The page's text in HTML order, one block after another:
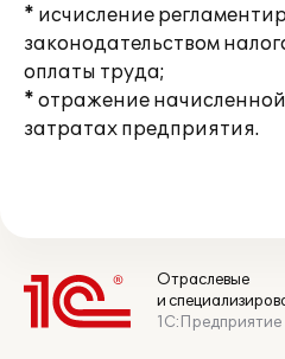
* исчисление
законодательством
оплаты труда;
* отражение
затратах предприятия.
Отраслевые
и
1С:Предприятие